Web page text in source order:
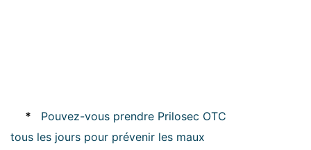
*
Pouvez-vous prendre Prilosec OTC
tous les jours pour prévenir les maux